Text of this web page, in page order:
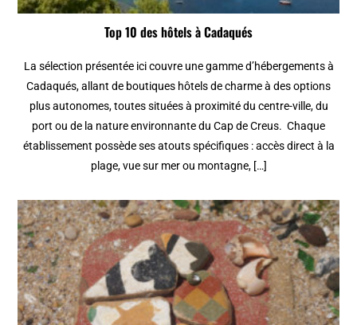
Top 10 des hôtels à Cadaqués
La sélection présentée ici couvre une gamme d’hébergements à
Cadaqués, allant de boutiques hôtels de charme à des options
plus autonomes, toutes situées à proximité du centre-ville, du
port ou de la nature environnante du Cap de Creus. Chaque
établissement possède ses atouts spécifiques : accès direct à la
plage, vue sur mer ou montagne, […]